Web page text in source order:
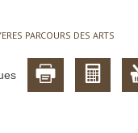
PARCOURS DES ARTS